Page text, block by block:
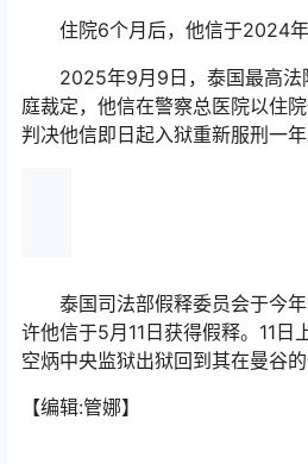
住院6个月后，他信于2024年
2025年9月9日，泰国最高法
庭裁定，他信在警察总医院以住
判决他信即日起入狱重新服刑一年
泰国司法部假释委员会于今年
许他信于5月11日获得假释。11日
空炳中央监狱出狱回到其在曼谷
【编辑:管娜】